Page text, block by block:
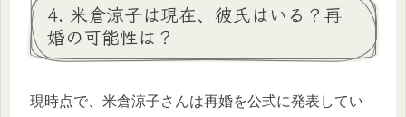
4. 米倉涼子は現在、彼氏はいる？再
婚の可能性は？
現時点で、米倉涼子さんは再婚を公式に発表してい